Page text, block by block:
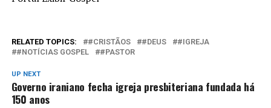
RELATED TOPICS: #CRISTÃOS #DEUS
#IGREJA
#NOTÍCIAS GOSPEL
#PASTOR
UP NEXT
Governo iraniano fecha igreja presbiteriana fundada há
150 anos